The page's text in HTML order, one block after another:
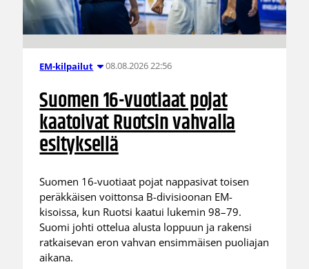
EM-kilpailut 08.08.2026 22:56
Suomen 16-vuotiaat pojat
kaatoivat Ruotsin vahvalla
esityksellä
Suomen 16-vuotiaat pojat nappasivat toisen
peräkkäisen voittonsa B-divisioonan EM-
kisoissa, kun Ruotsi kaatui lukemin 98–79.
Suomi johti ottelua alusta loppuun ja rakensi
ratkaisevan eron vahvan ensimmäisen puoliajan
aikana.